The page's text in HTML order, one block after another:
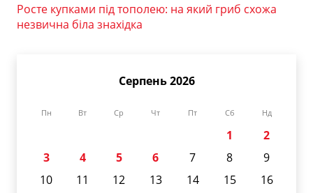
Росте купками під тополею: на який гриб схожа
незвична біла знахідка
Серпень 2026
Пн Вт Ср Чт Пт Сб Нд
1
2
3
4 5 6 7 8
9
10
11 12 13 14 15
16